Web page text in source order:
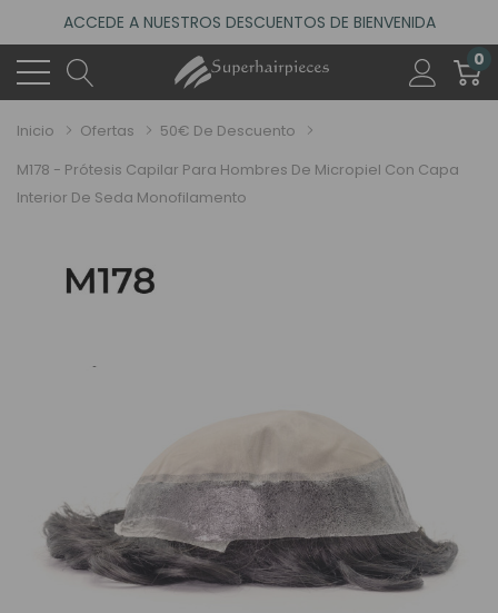
ACCEDE A NUESTROS DESCUENTOS DE BIENVENIDA
4.6
(485 reseñas)
VISITA NUESTRO NUEVO SALÓN EN MADRID
ACCEDE A NUESTROS DESCUENTOS DE BIENVENIDA
0
Inicio Ofertas
50€ De Descuento
M178 - Prótesis Capilar Para Hombres De Micropiel Con Capa
Interior De Seda Monofilamento